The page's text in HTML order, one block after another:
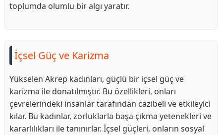
toplumda olumlu bir algı yaratır.
İçsel Güç ve Karizma
Yükselen Akrep kadınları, güçlü bir içsel güç ve
karizma ile donatılmıştır. Bu özellikleri, onları
çevrelerindeki insanlar tarafından cazibeli ve etkileyici
kılar. Bu kadınlar, zorluklarla başa çıkma yetenekleri ve
kararlılıkları ile tanınırlar. İçsel güçleri, onların sosyal